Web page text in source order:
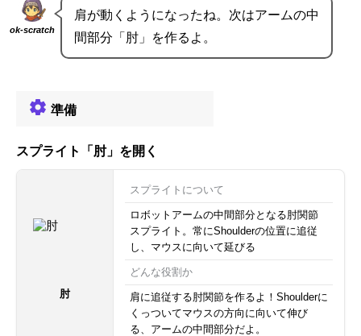
ok-scratch
肩が動くようになったね。次はアームの中
間部分「肘」を作るよ。
準備
スプライト「肘」を開く
肘
スプライトについて
ロボットアームの中間部分となる肘関節
スプライト。常にShoulderの位置に追従
し、マウスに向いて延びる
どんな役割か
肩に追従する肘関節を作るよ！Shoulderに
くっついてマウスの方向に向いて伸び
る、アームの中間部分だよ。